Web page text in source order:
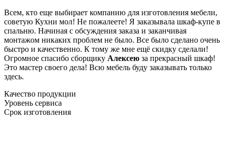
Всем, кто еще выбирает компанию для изготовления мебели,
советую Кухни мол! Не пожалеете! Я заказывала шкаф-купе в
спальню. Начиная с обсуждения заказа и заканчивая
монтажом никаких проблем не было. Все было сделано очень
быстро и качественно. К тому же мне ещё скидку сделали!
Огромное спасибо сборщику Алексею за прекрасный шкаф!
Это мастер своего дела! Всю мебель буду заказывать только
здесь.
Качество продукции
Уровень сервиса
Срок изготовления